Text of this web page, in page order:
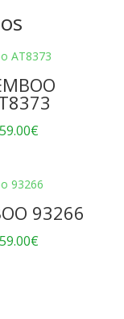
59.00€
93266
59.00€